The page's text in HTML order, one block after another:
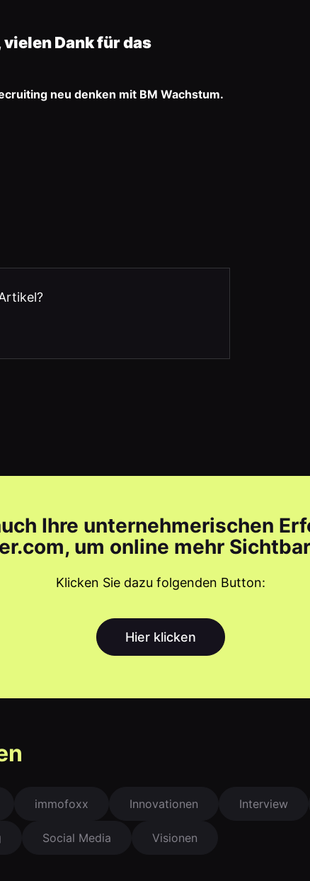
Dank für das
neu denken mit BM Wachstum.
Ihre unternehmerischen
um online mehr
Klicken Sie dazu folgenden Button:
Hier klicken
immofoxx Innovationen Interview
Social Media Visionen